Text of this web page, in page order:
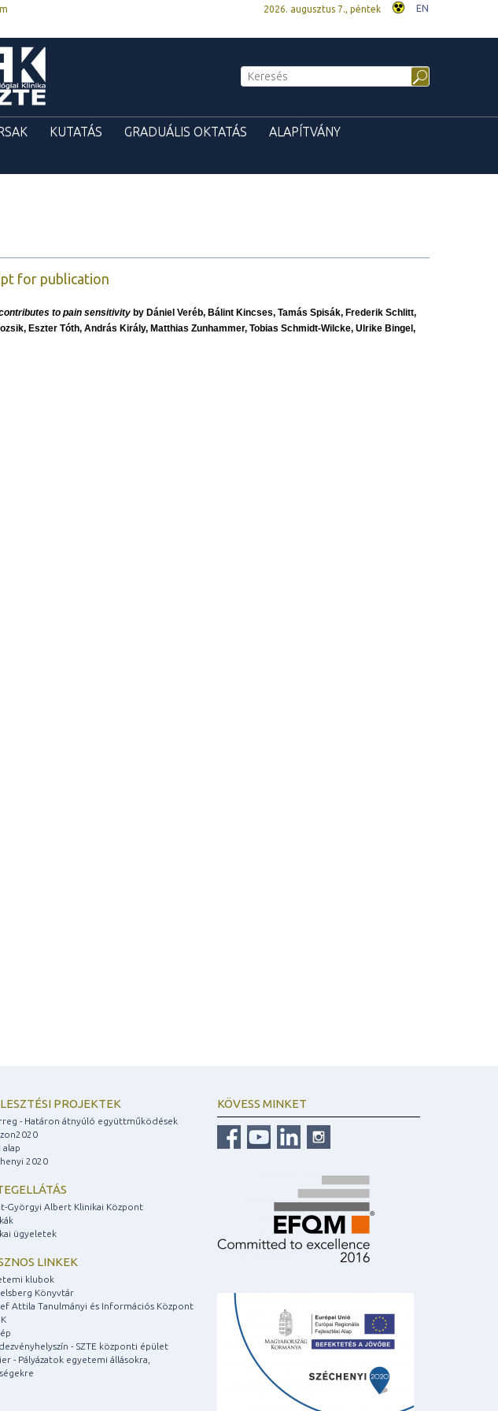
2026. augusztus 7., péntek EN
KUTATÁS GRADUÁLIS OKTATÁS
ALAPÍTVÁNY
for publication
to pain sensitivity by Dániel Veréb, Bálint Kincses, Tamás Spisák, Frederik Schlitt,
Eszter Tóth, András Király, Matthias Zunhammer, Tobias Schmidt-Wilcke, Ulrike Bingel,
PROJEKTEK
- Határon átnyúló együttműködések
alap
2020
Györgyi Albert Klinikai Központ
ügyeletek
LINKEK
klubok
Könyvtár
Attila Tanulmányi és Információs Központ
- SZTE központi épület
- Pályázatok egyetemi állásokra,
KÖVESS MINKET